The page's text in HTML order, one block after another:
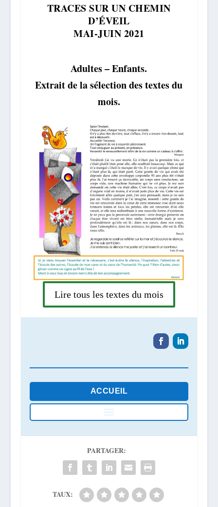
TRACES SUR UN CHEMIN
D’ÉVEIL
MAI-JUIN 2021
Adultes – Enfants.
Extrait de la sélection des textes du
mois.
Lire tous les textes du mois
ACCUEIL
PARTAGER:
TAUX: